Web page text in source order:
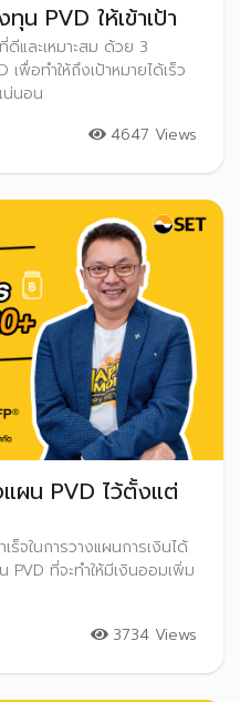
PVD ให้เข้าเป้า
และเหมาะสม ด้วย 3
พื่อทำให้ถึงเป้าหมายได้เร็ว
น่นอน
4647 Views
ผน PVD ไว้ตั้งแต่
ร็จในการวางแผนการเงินได้
ที่จะทำให้มีเงินออมเพิ่ม
3734 Views